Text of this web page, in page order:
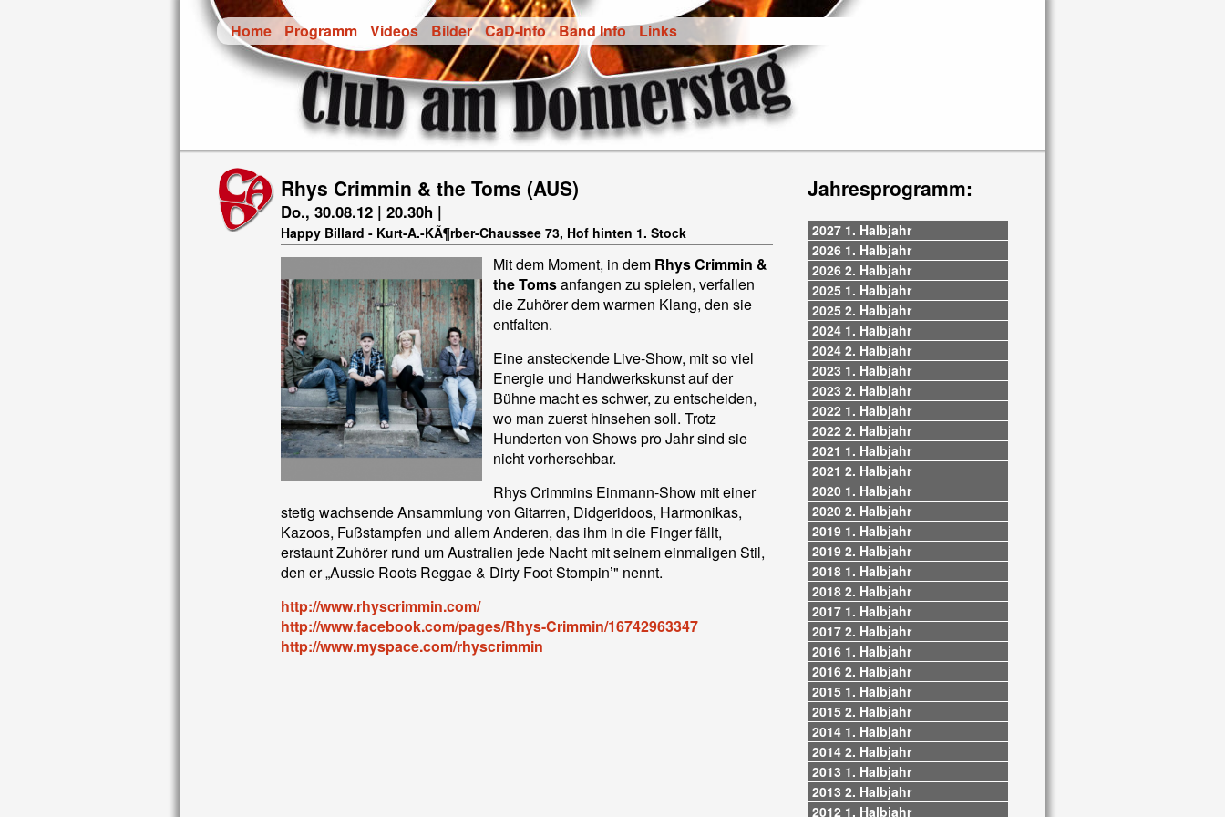
Home Programm Videos Bilder CaD-Info Band Info Links
Rhys Crimmin & the Toms (AUS)
Do., 30.08.12 | 20.30h |
Happy Billard - Kurt-A.-KÃ¶rber-Chaussee 73, Hof hinten 1. Stock
Mit dem Moment, in dem Rhys Crimmin &
the Tomsanfangen zu spielen, verfallen
die Zuhörer dem warmen Klang, den sie
entfalten.
Eine ansteckende Live-Show, mit so viel
Energie und Handwerkskunst auf der
Bühne macht es schwer, zu entscheiden,
wo man zuerst hinsehen soll. Trotz
Hunderten von Shows pro Jahr sind sie
nicht vorhersehbar.
Rhys Crimmins Einmann-Show mit einer
stetig wachsende Ansammlung von Gitarren, Didgeridoos, Harmonikas,
Kazoos, Fußstampfen und allem Anderen, das ihm in die Finger fällt,
erstaunt Zuhörer rund um Australien jede Nacht mit seinem einmaligen Stil,
den er „Aussie Roots Reggae & Dirty Foot Stompin’" nennt.
http://www.rhyscrimmin.com/
http://www.facebook.com/pages/Rhys-Crimmin/16742963347
http://www.myspace.com/rhyscrimmin
Jahresprogramm:
2027 1. Halbjahr
2026 1. Halbjahr
2026 2. Halbjahr
2025 1. Halbjahr
2025 2. Halbjahr
2024 1. Halbjahr
2024 2. Halbjahr
2023 1. Halbjahr
2023 2. Halbjahr
2022 1. Halbjahr
2022 2. Halbjahr
2021 1. Halbjahr
2021 2. Halbjahr
2020 1. Halbjahr
2020 2. Halbjahr
2019 1. Halbjahr
2019 2. Halbjahr
2018 1. Halbjahr
2018 2. Halbjahr
2017 1. Halbjahr
2017 2. Halbjahr
2016 1. Halbjahr
2016 2. Halbjahr
2015 1. Halbjahr
2015 2. Halbjahr
2014 1. Halbjahr
2014 2. Halbjahr
2013 1. Halbjahr
2013 2. Halbjahr
2012 1. Halbjahr